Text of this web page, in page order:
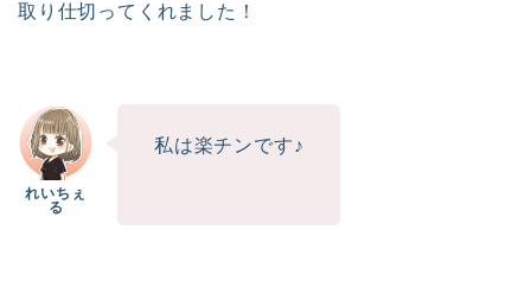
取り仕切ってくれました！
私は楽チンです♪